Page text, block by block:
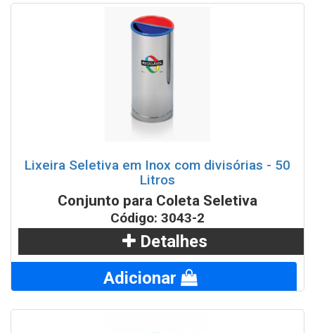
Lixeira Seletiva em Inox com divisórias - 50
Litros
Conjunto para Coleta Seletiva
Código: 3043-2
Detalhes
Adicionar